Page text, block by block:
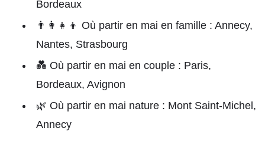
Bordeaux
👨‍👩‍👧‍👦 Où partir en mai en famille : Annecy,
Nantes, Strasbourg
💑 Où partir en mai en couple : Paris,
Bordeaux, Avignon
🌿 Où partir en mai nature : Mont Saint-Michel,
Annecy